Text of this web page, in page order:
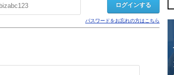
パスワードをお忘れの方はこちら